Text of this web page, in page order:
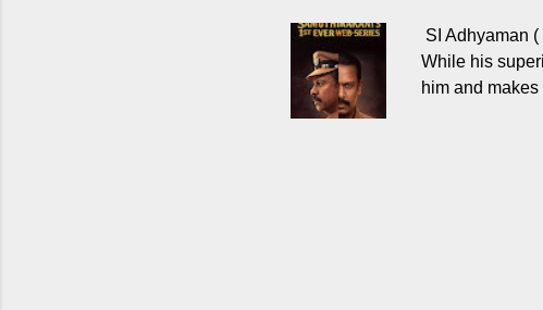
இப்படத்தை சக்தி
SI Adhyaman
While his
him and
begin to dig
character
characters